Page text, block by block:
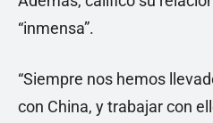
“inmensa”.
“Siempre nos hemos
con China, y trabajar con